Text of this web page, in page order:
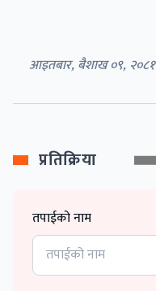
आइतबार, बैशाख ०९, २०८१
प्रतिक्रिया
तपाईको नाम